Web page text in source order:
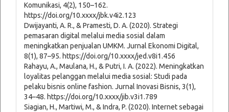
Komunikasi, 4(2), 150–162.
https://doi.org/10.xxxx/jbk.v4i2.123
Dwijayanti, A. R., & Pramesti, D. A. (2020). Strategi
pemasaran digital melalui media sosial dalam
meningkatkan penjualan UMKM. Jurnal Ekonomi Digital,
8(1), 87–95. https://doi.org/10.xxxx/jed.v8i1.456
Rahayu, A., Maulana, H., & Putri, I. A. (2022). Meningkatkan
loyalitas pelanggan melalui media sosial: Studi pada
pelaku bisnis online fashion. Jurnal Inovasi Bisnis, 3(1),
34–48. https://doi.org/10.xxxx/jib.v3i1.789
Siagian, H., Martiwi, M., & Indra, P. (2020). Internet sebagai